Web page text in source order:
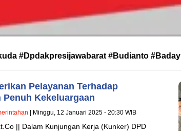
#Dpdakpresijawabarat #budianto #baday
Pelayanan Terhadap
Penuh Kekeluargaan
| Minggu, 12 Januari 2025 - 20:30 WIB
|| Dalam Kunjungan Kerja (Kunker) DPD